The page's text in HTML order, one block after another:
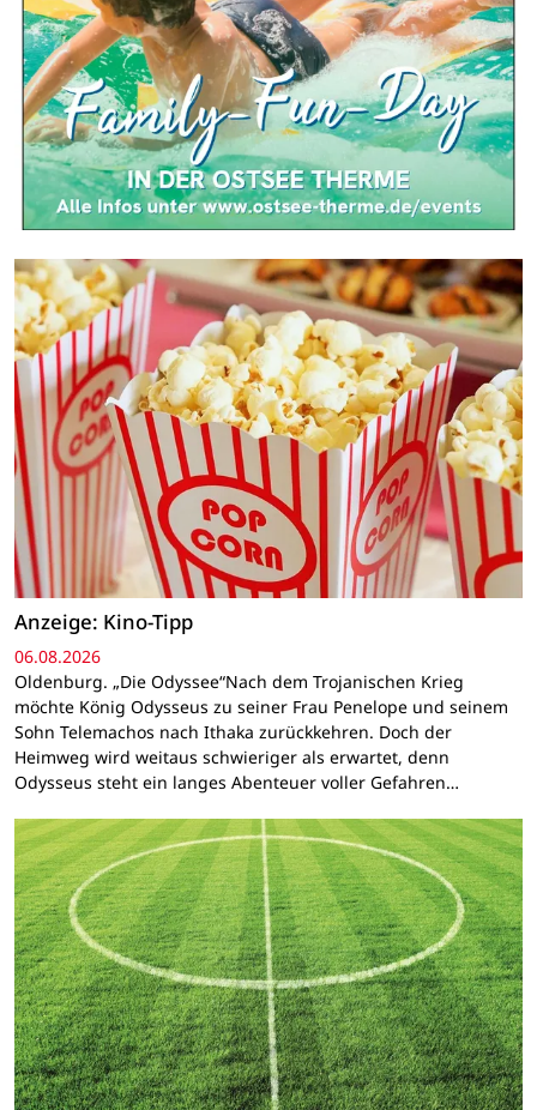
Anzeige: Kino-Tipp
06.08.2026
Oldenburg. „Die Odyssee“Nach dem Trojanischen Krieg
möchte König Odysseus zu seiner Frau Penelope und seinem
Sohn Telemachos nach Ithaka zurückkehren. Doch der
Heimweg wird weitaus schwieriger als erwartet, denn
Odysseus steht ein langes Abenteuer voller Gefahren…